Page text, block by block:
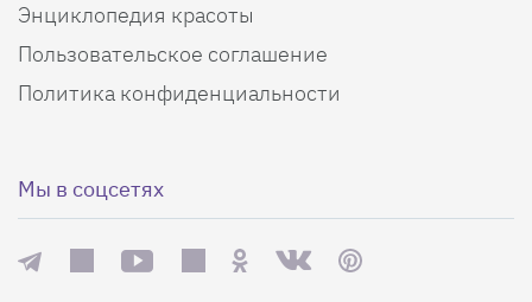
Энциклопедия красоты
Пользовательское соглашение
Политика конфиденциальности
Мы в соцсетях